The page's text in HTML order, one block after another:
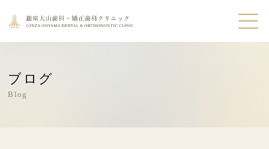
ブログ
Blog